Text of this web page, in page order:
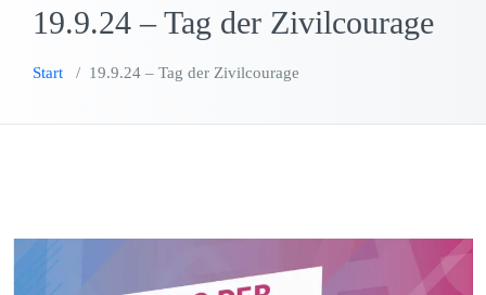
19.9.24 – Tag der Zivilcourage
Start / 19.9.24 – Tag der Zivilcourage